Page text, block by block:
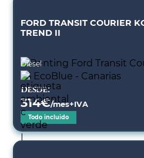
FORD TRANSIT COURIER
TREND II
Diésel
Desde:
314€/mes+IVA
Todo incluido